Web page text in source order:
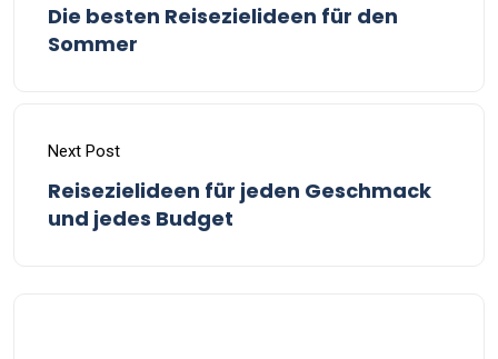
Die besten Reisezielideen für den
Sommer
Next Post
Reisezielideen für jeden Geschmack
und jedes Budget